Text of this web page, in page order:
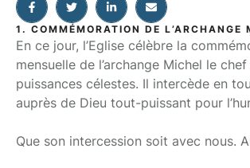
1. COMMÉMORATION DE L’ARCHANGE
En ce jour, l’Eglise célèbre la
mensuelle de l’archange Michel le
puissances célestes. Il intercède en
auprès de Dieu tout-puissant pour
Que son intercession soit avec nous.